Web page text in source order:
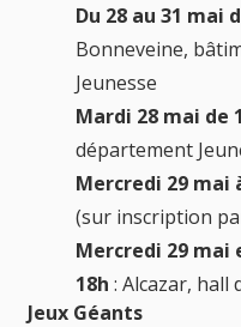
Du 28 au 31 mai
Bonneveine,
Jeunesse
Mardi 28 mai de
département
Mercredi 29 mai
(sur inscription
Mercredi 29 mai
18h : Alcazar, hall
Jeux Géants